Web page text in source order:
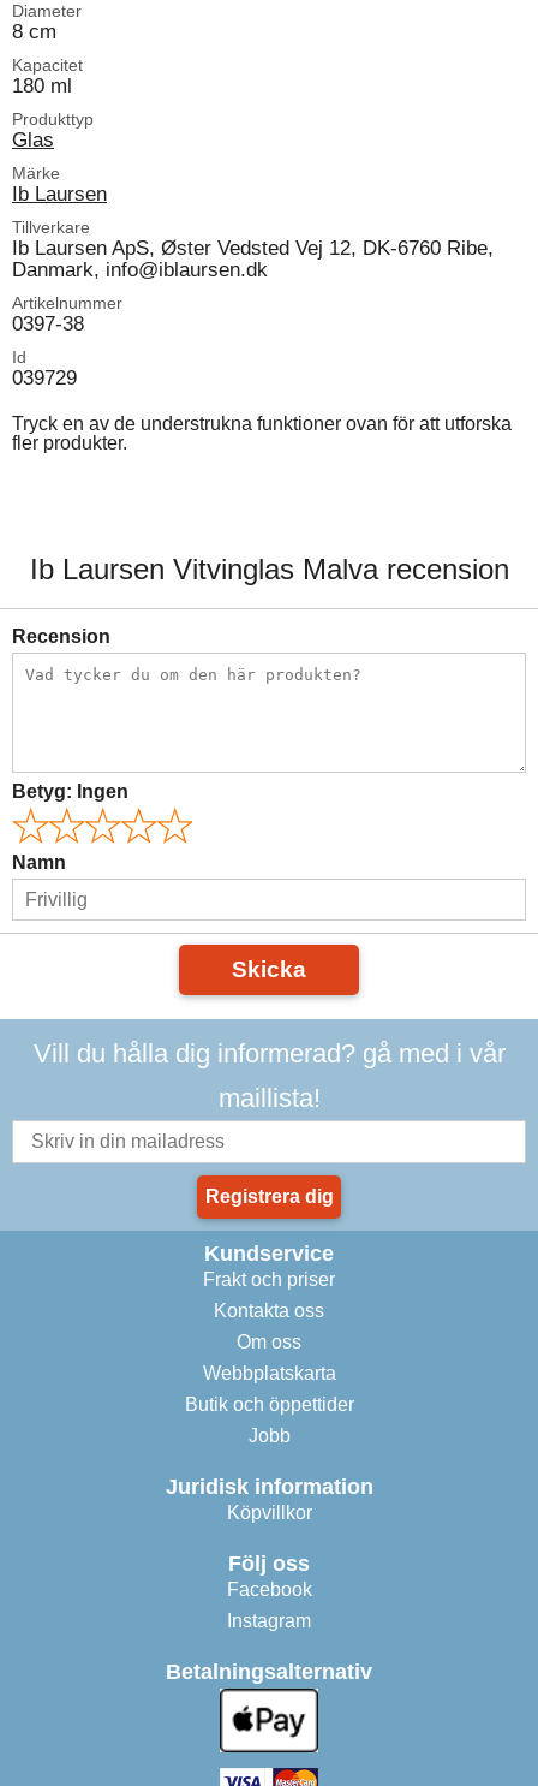
Diameter
8 cm
Kapacitet
180 ml
Produkttyp
Glas
Märke
Ib Laursen
Tillverkare
Ib Laursen ApS, Øster Vedsted Vej 12, DK-6760 Ribe,
Danmark, info@iblaursen.dk
Artikelnummer
0397-38
Id
039729
Tryck en av de understrukna funktioner ovan för att utforska
fler produkter.
Ib Laursen Vitvinglas Malva recension
Recension
Betyg: Ingen
Namn
Skicka
Vill du hålla dig informerad? gå med i vår
maillista!
Registrera dig
Kundservice
Frakt och priser
Kontakta oss
Om oss
Webbplatskarta
Butik och öppettider
Jobb
Juridisk information
Köpvillkor
Följ oss
Facebook
Instagram
Betalningsalternativ